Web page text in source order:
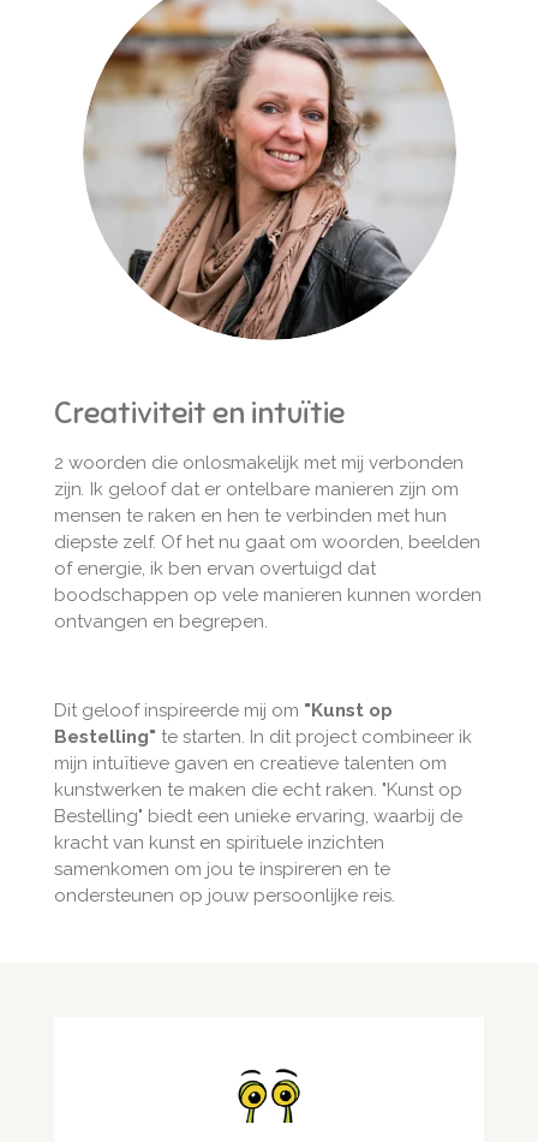
Creativiteit en intuïtie
2 woorden die onlosmakelijk met mij verbonden
zijn. Ik geloof dat er ontelbare manieren zijn om
mensen te raken en hen te verbinden met hun
diepste zelf. Of het nu gaat om woorden, beelden
of energie, ik ben ervan overtuigd dat
boodschappen op vele manieren kunnen worden
ontvangen en begrepen.
Dit geloof inspireerde mij om "Kunst op
Bestelling" te starten. In dit project combineer ik
mijn intuïtieve gaven en creatieve talenten om
kunstwerken te maken die echt raken. "Kunst op
Bestelling" biedt een unieke ervaring, waarbij de
kracht van kunst en spirituele inzichten
samenkomen om jou te inspireren en te
ondersteunen op jouw persoonlijke reis.